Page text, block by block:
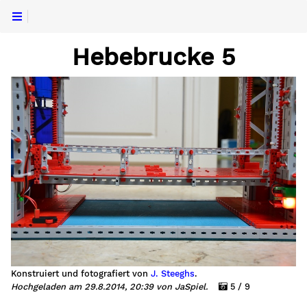
Hebebrucke 5
Konstruiert und fotografiert von J. Steeghs.
Hochgeladen am 29.8.2014, 20:39 von JaSpiel.
5 / 9